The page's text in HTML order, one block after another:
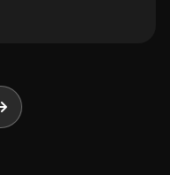
Page suivante